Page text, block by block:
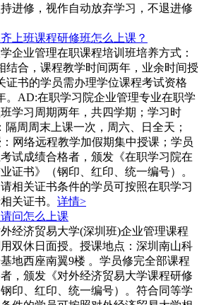
进修，视作自动放弃学习，不退进修
上班课程研修班怎么上课？
企业管理在职课程培训班培养方式：
结合，课程教学时间两年，业余时间授
证书的学员需办理学位课程考试资格
。AD:在职学习院企业管理专业在职学
学习周期两年，共四学期；学习时
隔周周末上课一次，周六、日全天；
网络远程教学加假期集中授课；学员
试成绩合格者，颁发《在职学习院在
证书》（钢印、红印、统一编号）。
相关证书条件的学员可按照在职学习
关证书。 详情>
问怎么上课
经济贸易大学(深圳班)企业管理课程
双休日面授。授课地点：深圳南山科
地西座南翼9楼 。学员修完全部课程
，颁发《对外经济贸易大学课程研修
印、红印、统一编号）。符合同等学